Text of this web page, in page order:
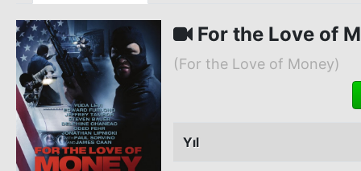
For the Love of
(For the Love of Money)
Yıl